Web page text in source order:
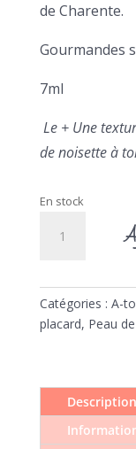
de Charente.
Gourmandes
7ml
Le + Une
de noisette à
En stock
lèvres
ODEN
Catégories : A-
placard, Peau
Description